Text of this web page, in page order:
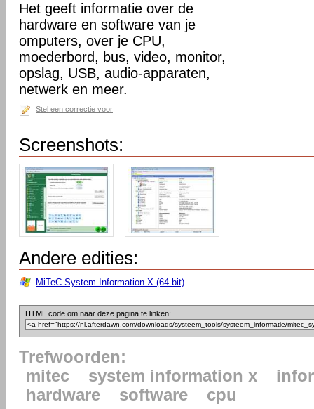
Het geeft informatie over de
hardware en software van je
omputers, over je CPU,
moederbord, bus, video, monitor,
opslag, USB, audio-apparaten,
netwerk en meer.
Stel een correctie voor
Screenshots:
Andere edities:
MiTeC System Information X (64-bit)
HTML code om naar deze pagina te linken:
Trefwoorden:
mitec
system information x
hardware
software cpu